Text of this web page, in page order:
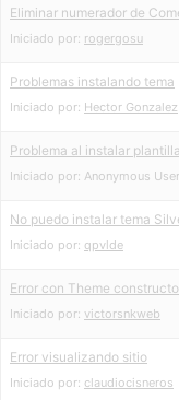
Eliminar numerador de
Iniciado por: rogergosu
Problemas instalando tema
Iniciado por: Hector Gonzalez
Problema al instalar
Iniciado por: Anonymous
No puedo instalar tema
Iniciado por: qpvlde
Error con Theme
Iniciado por: victorsnkweb
Error visualizando sitio
Iniciado por: claudiocisneros